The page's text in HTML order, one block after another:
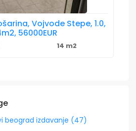
Vojvode Stepe, 1.0,
56000EUR
14 m2
beograd izdavanje (47)